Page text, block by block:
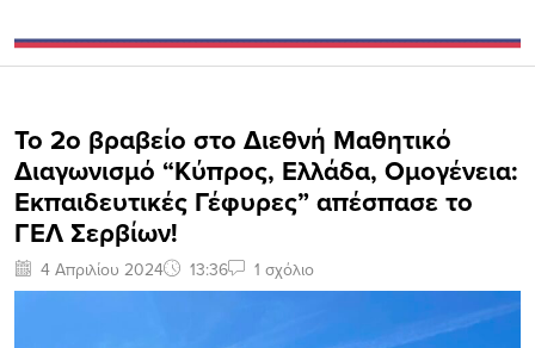
Το 2ο βραβείο στο Διεθνή Μαθητικό
Διαγωνισμό “Κύπρος, Ελλάδα, Ομογένεια:
Εκπαιδευτικές Γέφυρες” απέσπασε το
ΓΕΛ Σερβίων!
4 Απριλίου 2024 13:36 1 σχόλιο